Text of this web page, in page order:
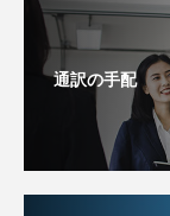
通訳の手配